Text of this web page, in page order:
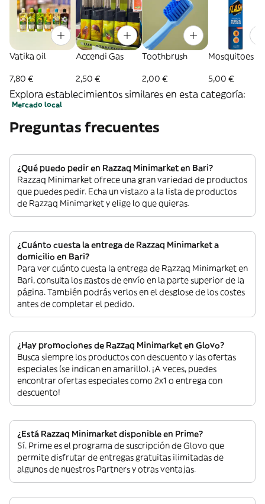
Vatika oil
7,80 €
Accendi Gas
2,50 €
Toothbrush
2,00 €
Mosquitoes
5,00 €
Explora establecimientos similares en esta categoría:
Mercado local
Preguntas frecuentes
¿Qué puedo pedir en Razzaq Minimarket en Bari?
Razzaq Minimarket ofrece una gran variedad de productos
que puedes pedir. Echa un vistazo a la lista de productos
de Razzaq Minimarket y elige lo que quieras.
¿Cuánto cuesta la entrega de Razzaq Minimarket a
domicilio en Bari?
Para ver cuánto cuesta la entrega de Razzaq Minimarket en
Bari, consulta los gastos de envío en la parte superior de la
página. También podrás verlos en el desglose de los costes
antes de completar el pedido.
¿Hay promociones de Razzaq Minimarket en Glovo?
Busca siempre los productos con descuento y las ofertas
especiales (se indican en amarillo). ¡A veces, puedes
encontrar ofertas especiales como 2x1 o entrega con
descuento!
¿Está Razzaq Minimarket disponible en Prime?
Sí. Prime es el programa de suscripción de Glovo que
permite disfrutar de entregas gratuitas ilimitadas de
algunos de nuestros Partners y otras ventajas.